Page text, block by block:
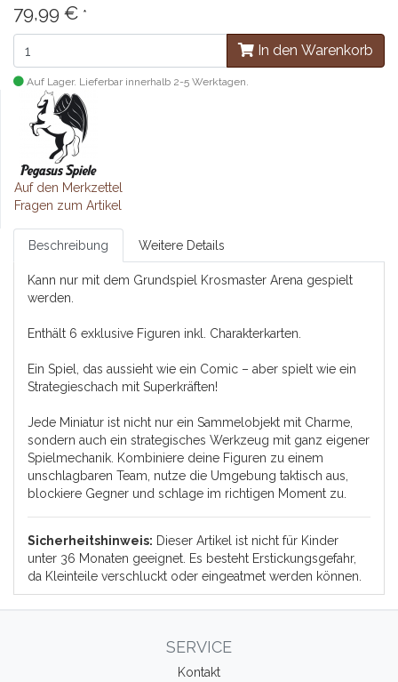
79,99 € *
In den Warenkorb
Auf Lager. Lieferbar innerhalb 2-5 Werktagen.
Auf den Merkzettel
Fragen zum Artikel
Beschreibung Weitere Details
Kann nur mit dem Grundspiel Krosmaster Arena gespielt
werden.
Enthält 6 exklusive Figuren inkl. Charakterkarten.
Ein Spiel, das aussieht wie ein Comic – aber spielt wie ein
Strategieschach mit Superkräften!
Jede Miniatur ist nicht nur ein Sammelobjekt mit Charme,
sondern auch ein strategisches Werkzeug mit ganz eigener
Spielmechanik. Kombiniere deine Figuren zu einem
unschlagbaren Team, nutze die Umgebung taktisch aus,
blockiere Gegner und schlage im richtigen Moment zu.
Sicherheitshinweis: Dieser Artikel ist nicht für Kinder
unter 36 Monaten geeignet. Es besteht Erstickungsgefahr,
da Kleinteile verschluckt oder eingeatmet werden können.
SERVICE
Kontakt